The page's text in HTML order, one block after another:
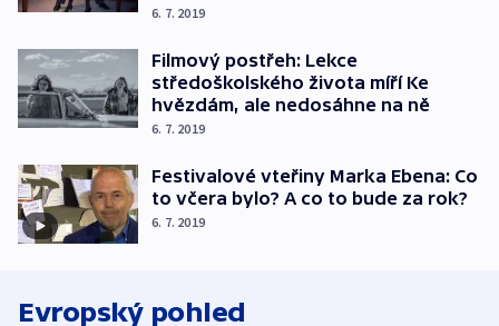
6. 7. 2019
Filmový postřeh: Lekce
středoškolského života míří Ke
hvězdám, ale nedosáhne na ně
6. 7. 2019
Festivalové vteřiny Marka Ebena: Co
to včera bylo? A co to bude za rok?
6. 7. 2019
Evropský pohled